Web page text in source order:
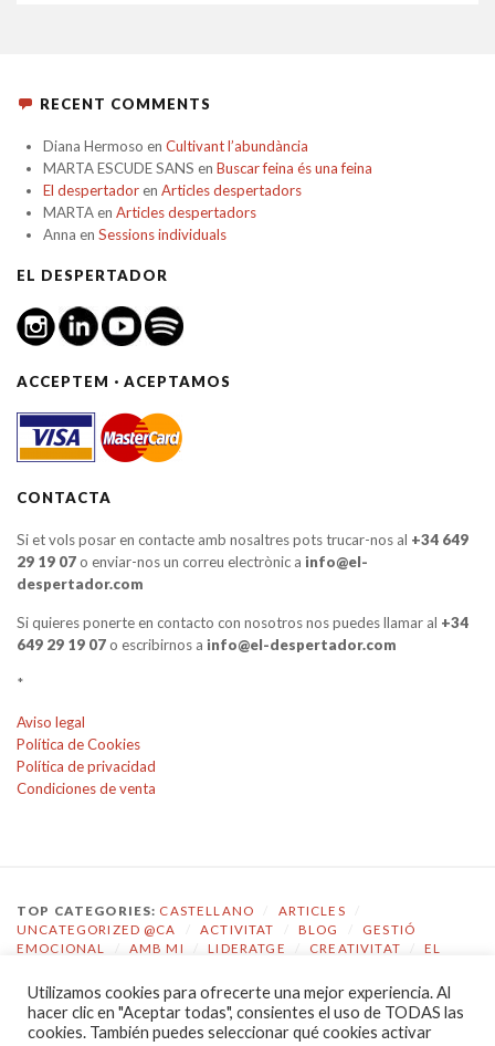
RECENT COMMENTS
Diana Hermoso en Cultivant l’abundància
MARTA ESCUDE SANS en Buscar feina és una feina
El despertadoren Articles despertadors
MARTAen Articles despertadors
Anna en Sessions individuals
EL DESPERTADOR
ACCEPTEM · ACEPTAMOS
CONTACTA
Si et vols posar en contacte amb nosaltres pots trucar-nos al +34 649
29 19 07o enviar-nos un correu electrònic a info@el-
despertador.com
Si quieres ponerte en contacto con nosotros nos puedes llamar al +34
649 29 19 07o escribirnos a info@el-despertador.com
*
Aviso legal
Política de Cookies
Política de privacidad
Condiciones de venta
TOP CATEGORIES: CASTELLANO ARTICLES
UNCATEGORIZED @CA
ACTIVITAT BLOG
GESTIÓ
EMOCIONAL
/ AMB MI / LIDERATGE / CREATIVITAT /
EL
TOP TAGS: COACHING / GESTIÓ EMOCIONAL / ECOLOGIA
EMOCIONAL / EL DESPERTADOR / CONSCIÈNCIA /
AUTOCONEIXEMENT / JOVES / COMPETÈNCIES /
Utilizamos cookies para ofrecerte una mejor experiencia. Al
hacer clic en "Aceptar todas", consientes el uso de TODAS las
cookies. También puedes seleccionar qué cookies activar